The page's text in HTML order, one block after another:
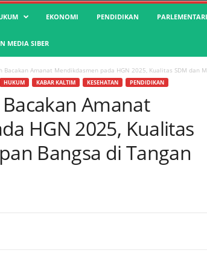
EKONOMI PENDIDIKAN
MEDIA SIBER
Bacakan Amanat Mendikdasmen pada HGN 2025, Kualitas SDM dan
HUKUM KABAR KALTIM KESEHATAN PENDIDIKAN
Amanat
HGN 2025, Kualitas
Bangsa di Tangan